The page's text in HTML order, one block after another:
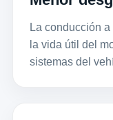
La conducción
la vida útil del
sistemas del